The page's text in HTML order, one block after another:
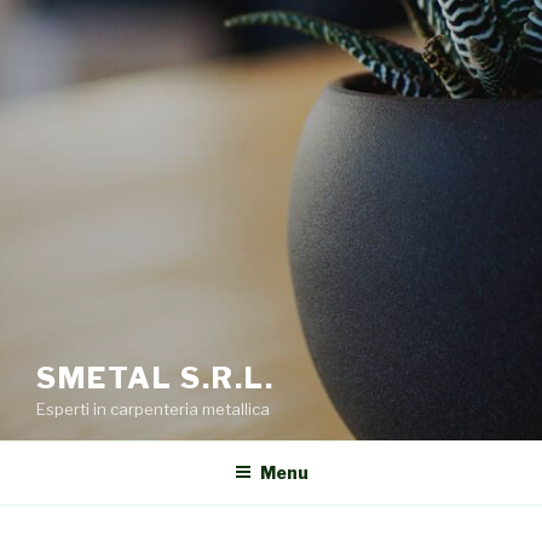
SMETAL S.R.L.
Esperti in carpenteria metallica
Menu